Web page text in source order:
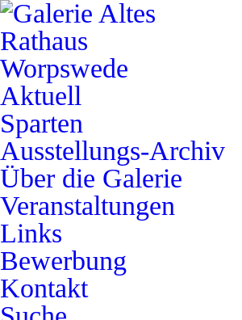
Aktuell
Sparten
Ausstellungs-Archiv
Über die Galerie
Veranstaltungen
Links
Bewerbung
Kontakt